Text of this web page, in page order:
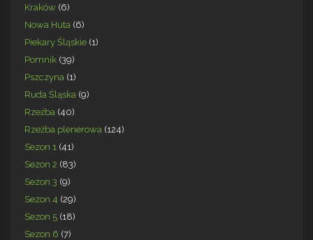
Kraków (6)
Nowa Huta (6)
Piekary Śląskie (1)
Pomnik (39)
Pszczyna (1)
Ruda Śląska (9)
Rzeźba (40)
Rzeźba plenerowa (124)
Sezon 1 (41)
Sezon 2 (83)
Sezon 3 (9)
Sezon 4 (29)
Sezon 5 (18)
Sezon 6 (7)